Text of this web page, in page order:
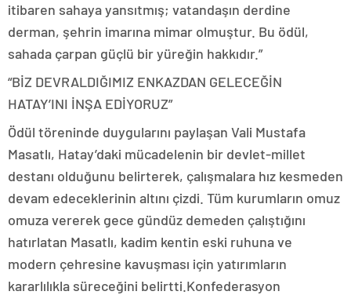
itibaren sahaya yansıtmış; vatandaşın derdine
derman, şehrin imarına mimar olmuştur. Bu ödül,
sahada çarpan güçlü bir yüreğin hakkıdır.”
“BİZ DEVRALDIĞIMIZ ENKAZDAN GELECEĞİN
HATAY’INI İNŞA EDİYORUZ”
Ödül töreninde duygularını paylaşan Vali Mustafa
Masatlı, Hatay’daki mücadelenin bir devlet-millet
destanı olduğunu belirterek, çalışmalara hız kesmeden
devam edeceklerinin altını çizdi. Tüm kurumların omuz
omuza vererek gece gündüz demeden çalıştığını
hatırlatan Masatlı, kadim kentin eski ruhuna ve
modern çehresine kavuşması için yatırımların
kararlılıkla süreceğini belirtti.Konfederasyon